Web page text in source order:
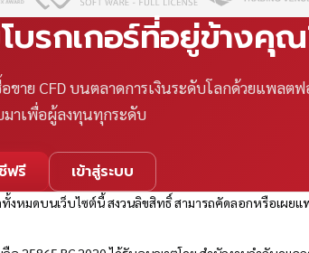
บรกเกอร์ที่อยู่ข้างคุ
าย CFD บนตลาดการเงินระดับโลกด้วยแพลตฟ
าเพื่อผู้ลงทุนทุกระดับ
ฟรี เข้าสู่ระบบ
ทั้งหมดบนเว็บไซต์นี้ สงวนลิขสิทธิ์ สามารถคัดลอกหรือเผ